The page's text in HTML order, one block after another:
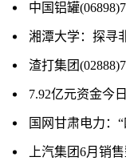
湘潭大学：探寻
7.92亿元资金今